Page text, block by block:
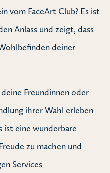
vom FaceArt Club? Es ist
Anlass und zeigt, dass
deiner
Freundinnen oder
ihrer Wahl erleben
ist eine wunderbare
zu machen und
Services